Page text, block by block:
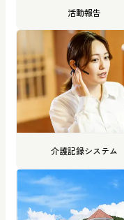
活動報告
介護記録システム